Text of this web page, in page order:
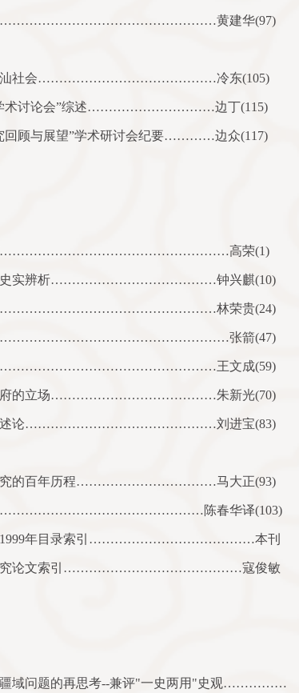
革命……………………………………………黄建华(97)
潮汕社会……………………………………冷东(105)
学术讨论会”综述…………………………边丁(115)
回顾与展望”学术研讨会纪要…………边众(117)
经营………………………………………………高荣(1)
与史实辨析…………………………………钟兴麒(10)
略………………………………………………林荣贵(24)
……………………………………………………张箭(47)
考………………………………………………王文成(59)
政府的立场…………………………………朱新光(70)
团述论………………………………………刘进宝(83)
研究的百年历程……………………………马大正(93)
陈春华译(103)
1999年目录索引…………………………………本刊
研究论文索引……………………………………寇俊敏
域问题的再思考--兼评"一史两用 "史观……………